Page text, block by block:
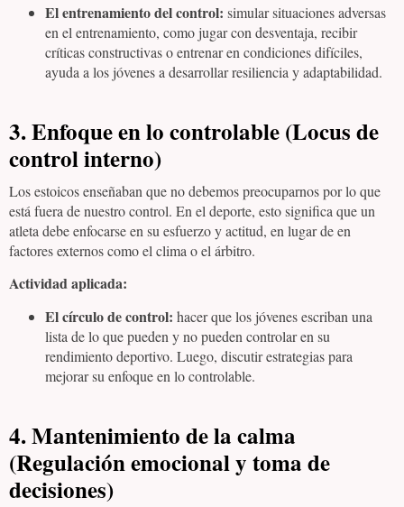
El entrenamiento del control: simular situaciones adversas
en el entrenamiento, como jugar con desventaja, recibir
críticas constructivas o entrenar en condiciones difíciles,
ayuda a los jóvenes a desarrollar resiliencia y adaptabilidad.
3. Enfoque en lo controlable (Locus de
control interno)
Los estoicos enseñaban que no debemos preocuparnos por lo que
está fuera de nuestro control. En el deporte, esto significa que un
atleta debe enfocarse en su esfuerzo y actitud, en lugar de en
factores externos como el clima o el árbitro.
Actividad aplicada:
El círculo de control: hacer que los jóvenes escriban una
lista de lo que pueden y no pueden controlar en su
rendimiento deportivo. Luego, discutir estrategias para
mejorar su enfoque en lo controlable.
4. Mantenimiento de la calma
(Regulación emocional y toma de
decisiones)